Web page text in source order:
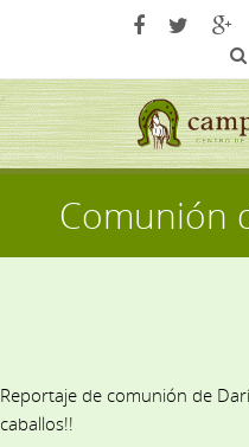
Comunión
Reportaje de comunión de
caballos!!